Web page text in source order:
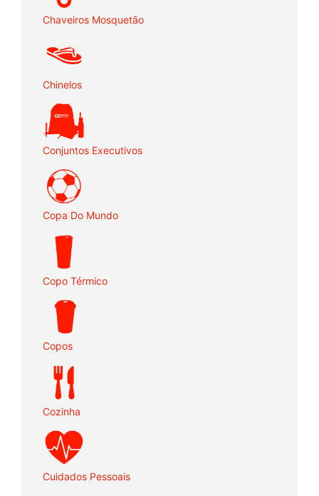
Chaveiros Mosquetão
Chinelos
Conjuntos Executivos
Copa Do Mundo
Copo Térmico
Copos
Cozinha
Cuidados Pessoais